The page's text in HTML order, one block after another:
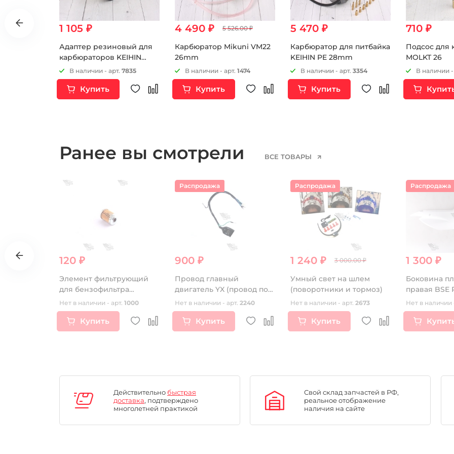
1 105 ₽
Адаптер резиновый для
карбюраторов KEIHIN
OKO MIKUNI 48мм
В наличии - арт. 7835
Купить
4 490 ₽ 5 526.00 ₽
Карбюратор Mikuni VM22
26mm
В наличии - арт. 1474
Купить
5 470 ₽
Карбюратор для питбайка
KEIHIN PE 28mm
В наличии - арт. 3354
Купить
710 ₽
Подсос для
MOLKT 26
В наличии -
Ранее вы смотрели ВСЕ ТОВАРЫ
120 ₽
Элемент фильтрующий
для бензофильтра
сменный
Нет в наличии - арт. 1000
Купить
Распродажа
900 ₽
Провод главный
двигатель YX (провод под
кнопку стоп-двигатель)
Нет в наличии - арт. 2240
Купить
Распродажа
1 240 ₽ 3 000.00 ₽
Умный свет на шлем
(поворотники и тормоз)
Нет в наличии - арт. 2673
Купить
Распродажа
1 300 ₽
Боковина
правая BSE
Нет в наличии
Действительно быстрая
доставка, подтверждено
многолетней практикой
Свой склад запчастей в РФ,
реальное отображение
наличия на сайте